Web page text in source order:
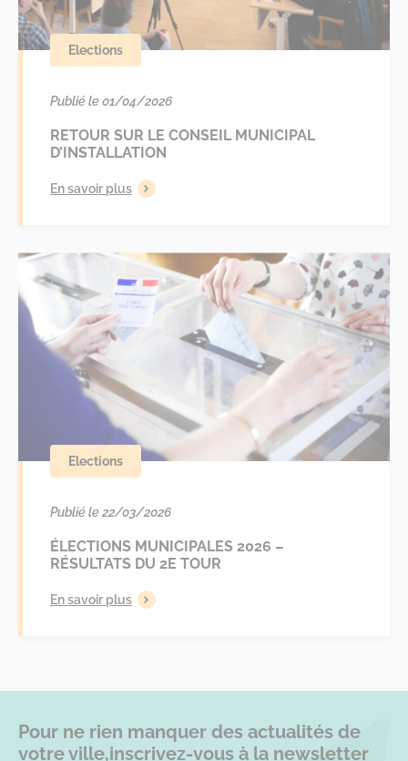
Elections
Publié le 01/04/2026
RETOUR SUR LE CONSEIL MUNICIPAL
D’INSTALLATION
En savoir plus
Elections
Publié le 22/03/2026
ÉLECTIONS MUNICIPALES 2026 –
RÉSULTATS DU 2E TOUR
En savoir plus
Pour ne rien manquer des actualités de
votre ville,inscrivez-vous à la newsletter